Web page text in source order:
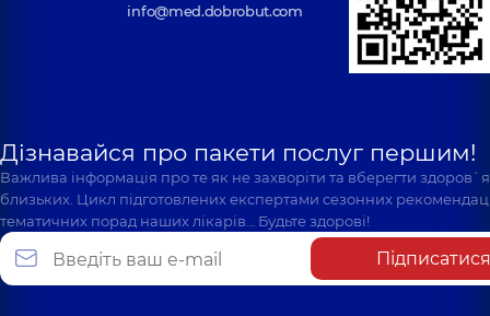
info@med.dobrobut.com
Дізнавайся про пакети послуг першим!
Важлива інформація про те як не захворіти та вберегти
близьких. Цикл підготовлених експертами сезонних
тематичних порад наших лікарів… Будьте здорові!
Підписатися